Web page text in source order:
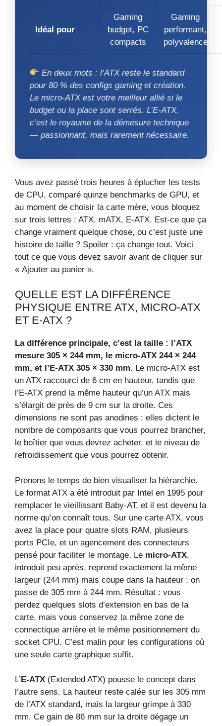
Idéal pour
Gaming
budget, PC
compacts
Gaming
performant,
polyvalence
En deux mots : l’ATX reste le standard
pour 80 % des configs gaming et création.
Le micro‑ATX est votre meilleur allié si le
budget ou la place sont serrés. L’E‑ATX,
c’est le royaume de la démesure technique
— passionnant, mais rarement nécessaire.
Vous avez passé trois heures à éplucher les tests
de CPU, comparé quinze benchmarks de GPU, et
au moment de choisir la carte mère, vous bloquez
sur trois lettres : ATX, mATX, E‑ATX. Est-ce que ça
change vraiment quelque chose, ou c’est juste une
histoire de taille ? Spoiler : ça change tout. Voici
tout ce que vous devez savoir avant de cliquer sur
« Ajouter au panier ».
QUELLE EST LA DIFFÉRENCE
PHYSIQUE ENTRE ATX, MICRO‑ATX
ET E‑ATX ?
La différence principale, c’est la taille : l’ATX
mesure 305 × 244 mm, le micro‑ATX 244 × 244
mm, et l’E‑ATX 305 × 330 mm. Le micro‑ATX est
un ATX raccourci de 6 cm en hauteur, tandis que
l’E‑ATX prend la même hauteur qu’un ATX mais
s’élargit de près de 9 cm sur la droite. Ces
dimensions ne sont pas anodines : elles dictent le
nombre de composants que vous pourrez brancher,
le boîtier que vous devrez acheter, et le niveau de
refroidissement que vous pourrez obtenir.
Prenons le temps de bien visualiser la hiérarchie.
Le format ATX a été introduit par Intel en 1995 pour
remplacer le vieillissant Baby‑AT, et il est devenu la
norme qu’on connaît tous. Sur une carte ATX, vous
avez la place pour quatre slots RAM, plusieurs
ports PCIe, et un agencement des connecteurs
pensé pour faciliter le montage. Le micro‑ATX,
introduit peu après, reprend exactement la même
largeur (244 mm) mais coupe dans la hauteur : on
passe de 305 mm à 244 mm. Résultat : vous
perdez quelques slots d’extension en bas de la
carte, mais vous conservez la même zone de
connectique arrière et le même positionnement du
socket CPU. C’est malin pour les configurations où
une seule carte graphique suffit.
L’ E‑ATX (Extended ATX) pousse le concept dans
l’autre sens. La hauteur reste calée sur les 305 mm
de l’ATX standard, mais la largeur grimpe à 330
mm. Ce gain de 86 mm sur la droite dégage un